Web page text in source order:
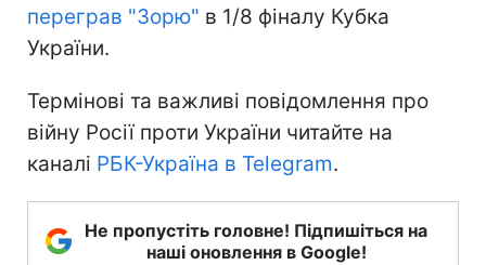
переграв "Зорю" в 1/8 фіналу Кубка
України.
Термінові та важливі повідомлення про
війну Росії проти України читайте на
каналі РБК-Україна в Telegram.
Не пропустіть головне! Підпишіться на
наші оновлення в Google!